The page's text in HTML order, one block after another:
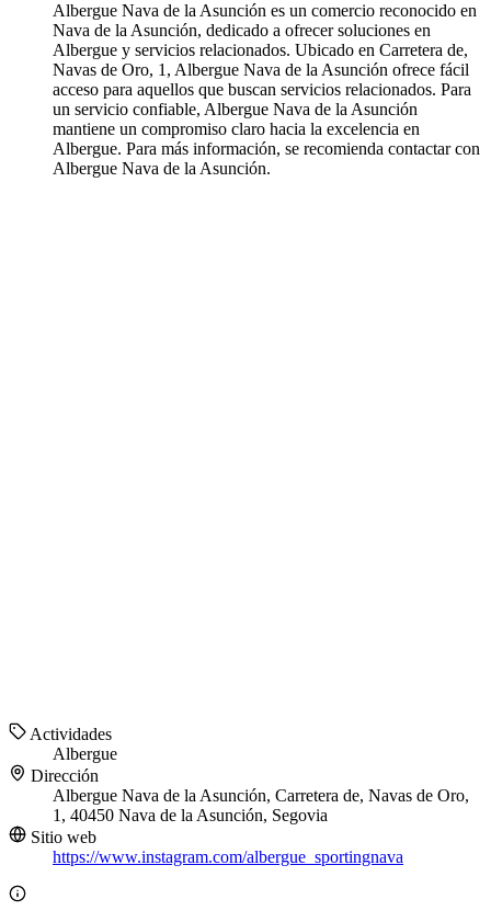
Albergue Nava de la Asunción es un comercio reconocido en
Nava de la Asunción, dedicado a ofrecer soluciones en
Albergue y servicios relacionados. Ubicado en Carretera de,
Navas de Oro, 1, Albergue Nava de la Asunción ofrece fácil
acceso para aquellos que buscan servicios relacionados. Para
un servicio confiable, Albergue Nava de la Asunción
mantiene un compromiso claro hacia la excelencia en
Albergue. Para más información, se recomienda contactar con
Albergue Nava de la Asunción.
Actividades
Albergue
Dirección
Albergue Nava de la Asunción, Carretera de, Navas de Oro,
1, 40450 Nava de la Asunción, Segovia
Sitio web
https://www.instagram.com/albergue_sportingnava